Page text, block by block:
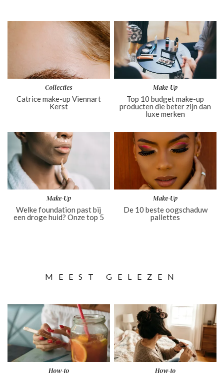
Collecties
Catrice make-up Viennart
Kerst
Make-Up
Top 10 budget make-up
producten die beter zijn dan
luxe merken
Make-Up
Welke foundation past bij
een droge huid? Onze top 5
Make-Up
De 10 beste oogschaduw
pallettes
MEEST GELEZEN
How-to How-to